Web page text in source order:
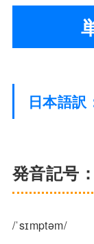
日本語訳
発音記号
/ˈsɪmptəm/